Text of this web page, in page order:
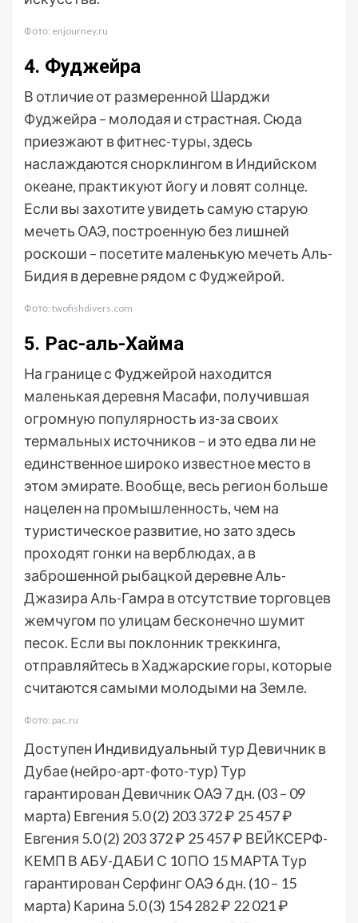
Фото: enjourney.ru
4. Фуджейра
В отличие от размеренной Шарджи
Фуджейра – молодая и страстная. Сюда
приезжают в фитнес-туры, здесь
наслаждаются снорклингом в Индийском
океане, практикуют йогу и ловят солнце.
Если вы захотите увидеть самую старую
мечеть ОАЭ, построенную без лишней
роскоши – посетите маленькую мечеть Аль-
Бидия в деревне рядом с Фуджейрой.
Фото: twofishdivers.com
5. Рас-аль-Хайма
На границе с Фуджейрой находится
маленькая деревня Масафи, получившая
огромную популярность из-за своих
термальных источников – и это едва ли не
единственное широко известное место в
этом эмирате. Вообще, весь регион больше
нацелен на промышленность, чем на
туристическое развитие, но зато здесь
проходят гонки на верблюдах, а в
заброшенной рыбацкой деревне Аль-
Джазира Аль-Гамра в отсутствие торговцев
жемчугом по улицам бесконечно шумит
песок. Если вы поклонник треккинга,
отправляйтесь в Хаджарские горы, которые
считаются самыми молодыми на Земле.
Фото: pac.ru
Доступен Индивидуальный турДевичник в
Дубае (нейро-арт-фото-тур) Тур
гарантирован Девичник ОАЭ 7 дн. (03 – 09
марта) Евгения 5.0(2) 203 372 ₽ 25 457 ₽
Евгения 5.0(2) 203 372 ₽ 25 457 ₽ ВЕЙКСЕРФ-
КЕМП В АБУ-ДАБИ С 10 ПО 15 МАРТА Тур
гарантирован Серфинг ОАЭ 6 дн. (10 – 15
марта) Карина 5.0(3) 154 282 ₽ 22 021 ₽